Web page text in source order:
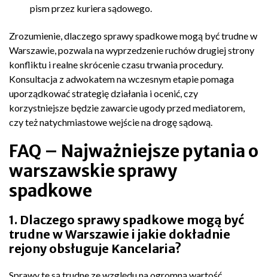
pism przez kuriera sądowego.
Zrozumienie, dlaczego sprawy spadkowe mogą być trudne w
Warszawie, pozwala na wyprzedzenie ruchów drugiej strony
konfliktu i realne skrócenie czasu trwania procedury.
Konsultacja z adwokatem na wczesnym etapie pomaga
uporządkować strategię działania i ocenić, czy
korzystniejsze będzie zawarcie ugody przed mediatorem,
czy też natychmiastowe wejście na drogę sądową.
FAQ – Najważniejsze pytania o
warszawskie sprawy
spadkowe
1. Dlaczego sprawy spadkowe mogą być
trudne w Warszawie i jakie dokładnie
rejony obsługuje Kancelaria?